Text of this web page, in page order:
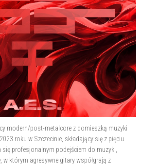
modern/post-metalcore z domieszką muzyki
roku w Szczecinie, składający się z pięciu
się profesjonalnym podejściem do muzyki,
w którym agresywne gitary współgrają z